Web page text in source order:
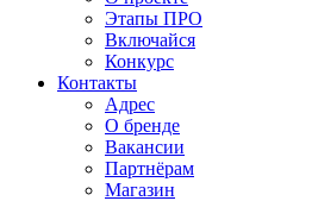
Этапы ПРО
Включайся
Конкурс
Контакты
Адрес
О бренде
Вакансии
Партнёрам
Магазин